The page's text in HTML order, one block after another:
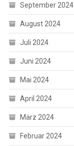
September 2024
August 2024
Juli 2024
Juni 2024
Mai 2024
April 2024
März 2024
Februar 2024